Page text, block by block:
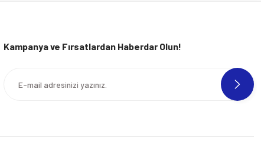
Kampanya ve Fırsatlardan Haberdar Olun!